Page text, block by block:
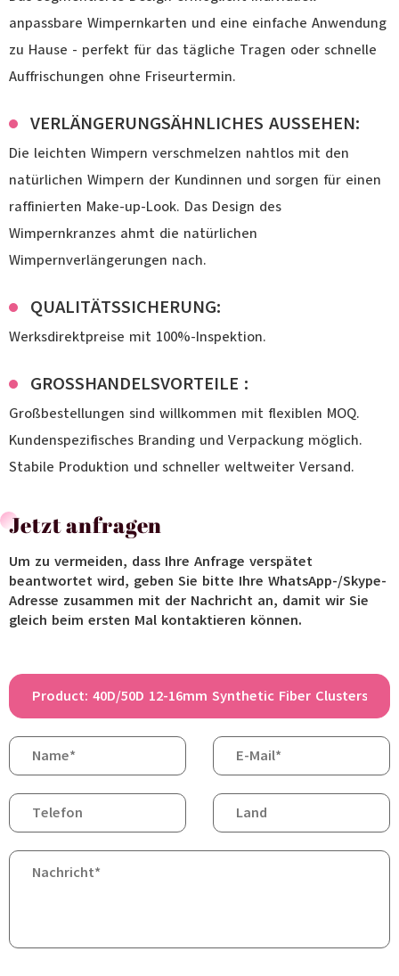
anpassbare Wimpernkarten und eine einfache Anwendung
zu Hause - perfekt für das tägliche Tragen oder schnelle
Auffrischungen ohne Friseurtermin.
VERLÄNGERUNGSÄHNLICHES AUSSEHEN:
Die leichten Wimpern verschmelzen nahtlos mit den
natürlichen Wimpern der Kundinnen und sorgen für einen
raffinierten Make-up-Look. Das Design des
Wimpernkranzes ahmt die natürlichen
Wimpernverlängerungen nach.
QUALITÄTSSICHERUNG:
Werksdirektpreise mit 100%-Inspektion.
GROSSHANDELSVORTEILE :
Großbestellungen sind willkommen mit flexiblen MOQ.
Kundenspezifisches Branding und Verpackung möglich.
Stabile Produktion und schneller weltweiter Versand.
Jetzt anfragen
Um zu vermeiden, dass Ihre Anfrage verspätet
beantwortet wird, geben Sie bitte Ihre WhatsApp-/Skype-
Adresse zusammen mit der Nachricht an, damit wir Sie
gleich beim ersten Mal kontaktieren können.